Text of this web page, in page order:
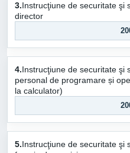
3.Instrucţiune de securitate şi
director
4.Instrucţiune de securitate şi
personal de programare și
la calculator)
5.Instrucţiune de securitate şi